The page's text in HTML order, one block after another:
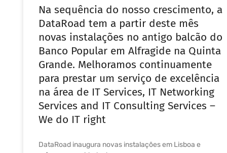
Na sequência do nosso crescimento, a
DataRoad tem a partir deste mês
novas instalações no antigo balcão do
Banco Popular em Alfragide na Quinta
Grande. Melhoramos continuamente
para prestar um serviço de excelência
na área de IT Services, IT Networking
Services and IT Consulting Services –
We do IT right
DataRoad inaugura novas instalações em Lisboa e